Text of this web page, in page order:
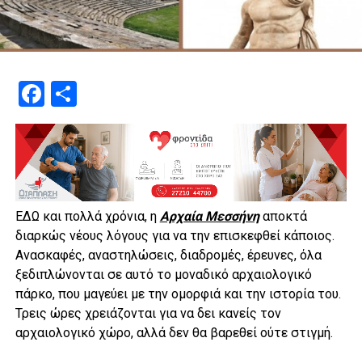
Facebook
Μοιραστείτε
ΕΔΩ και πολλά χρόνια, η Αρχαία Μεσσήνηαποκτά
διαρκώς νέους λόγους για να την επισκεφθεί κάποιος.
Ανασκαφές, αναστηλώσεις, διαδρομές, έρευνες, όλα
ξεδιπλώνονται σε αυτό το μοναδικό αρχαιολογικό
πάρκο, που μαγεύει με την ομορφιά και την ιστορία του.
Τρεις ώρες χρειάζονται για να δει κανείς τον
αρχαιολογικό χώρο, αλλά δεν θα βαρεθεί ούτε στιγμή.